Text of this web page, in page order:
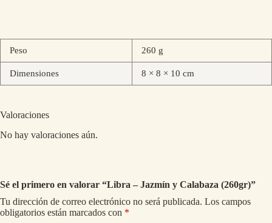
Peso 260 g
Dimensiones 8 × 8 × 10 cm
Valoraciones
No hay valoraciones aún.
Sé el primero en valorar “Libra – Jazmín y Calabaza (260gr)”
Tu dirección de correo electrónico no será publicada. Los campos
obligatorios están marcados con *